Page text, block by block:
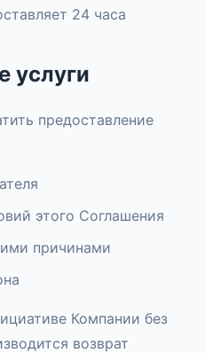
24 часа
услуги
предоставление
этого Соглашения
причинами
Компании без
возврат